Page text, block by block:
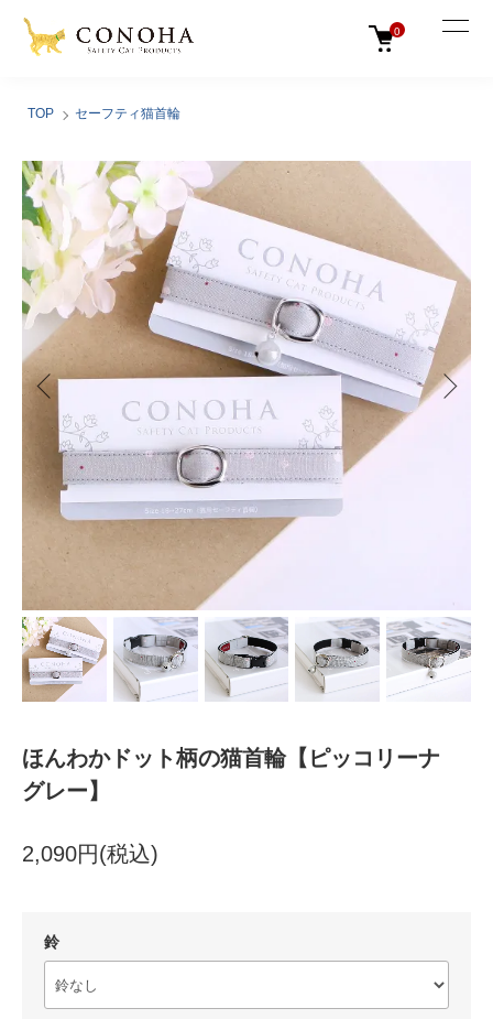
0
TOP セーフティ猫首輪
ほんわかドット柄の猫首輪【ピッコリーナ
グレー】
2,090円(税込)
鈴